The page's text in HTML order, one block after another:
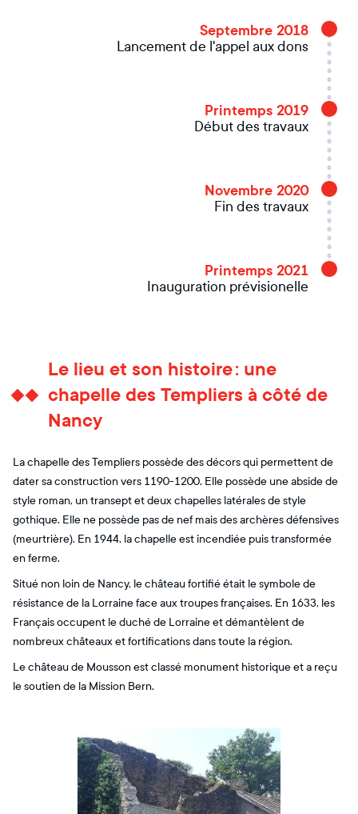
Septembre 2018
Lancement de l'appel aux dons
Printemps 2019
Début des travaux
Novembre 2020
Fin des travaux
Printemps 2021
Inauguration prévisionelle
Le lieu et son histoire : une
chapelle des Templiers à côté de
Nancy
La chapelle des Templiers possède des décors qui permettent de
dater sa construction vers 1190-1200. Elle possède une abside de
style roman, un transept et deux chapelles latérales de style
gothique. Elle ne possède pas de nef mais des archères défensives
(meurtrière). En 1944, la chapelle est incendiée puis transformée
en ferme.
Situé non loin de Nancy, le château fortifié était le symbole de
résistance de la Lorraine face aux troupes françaises. En 1633, les
Français occupent le duché de Lorraine et démantèlent de
nombreux châteaux et fortifications dans toute la région.
Le château de Mousson est classé monument historique et a reçu
le soutien de la Mission Bern.